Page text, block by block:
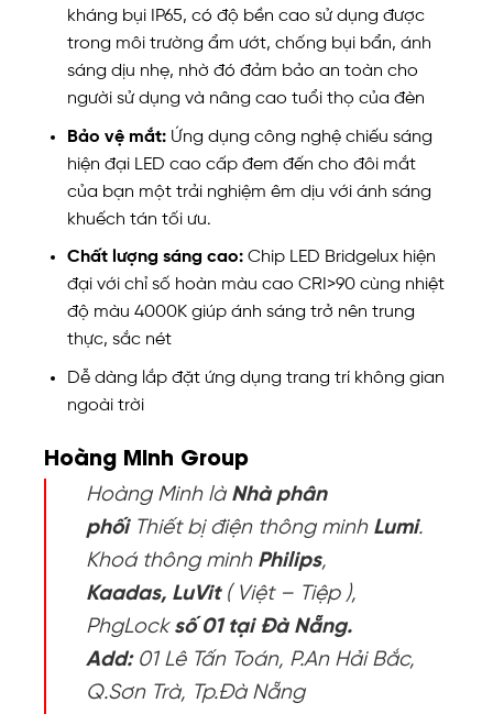
kháng bụi IP65, có độ bền cao sử dụng được
trong môi trường ẩm ướt, chống bụi bẩn, ánh
sáng dịu nhẹ, nhờ đó đảm bảo an toàn cho
người sử dụng và nâng cao tuổi thọ của đèn
Bảo vệ mắt:Ứng dụng công nghệ chiếu sáng
hiện đại LED cao cấp đem đến cho đôi mắt
của bạn một trải nghiệm êm dịu với ánh sáng
khuếch tán tối ưu.
Chất lượng sáng cao:Chip LED Bridgelux hiện
đại với chỉ số hoàn màu cao CRI>90 cùng nhiệt
độ màu 4000K giúp ánh sáng trở nên trung
thực, sắc nét
Dễ dàng lắp đặt ứng dụng trang trí không gian
ngoài trời
Hoàng Minh Group
Hoàng Minh là Nhà phân
phốiThiết bị điện thông minh Lumi.
Khoá thông minh Philips,
Kaadas, LuVit( Việt – Tiệp ),
PhgLock số 01 tại Đà Nẵng.
Add:01 Lê Tấn Toán, P.An Hải Bắc,
Q.Sơn Trà, Tp.Đà Nẵng